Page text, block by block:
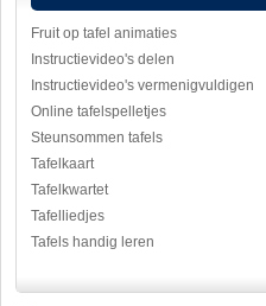
Fruit op tafel animaties
Instructievideo's delen
Instructievideo's vermenigvuldigen
Online tafelspelletjes
Steunsommen tafels
Tafelkaart
Tafelkwartet
Tafelliedjes
Tafels handig leren